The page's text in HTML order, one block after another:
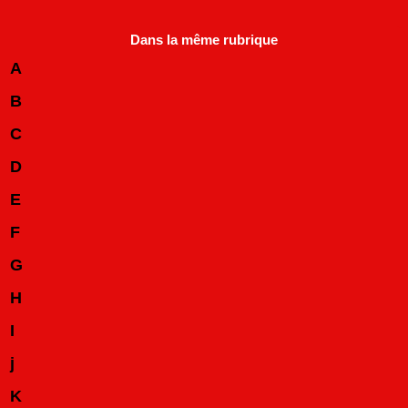
Dans la même rubrique
A
B
C
D
E
F
G
H
I
j
K